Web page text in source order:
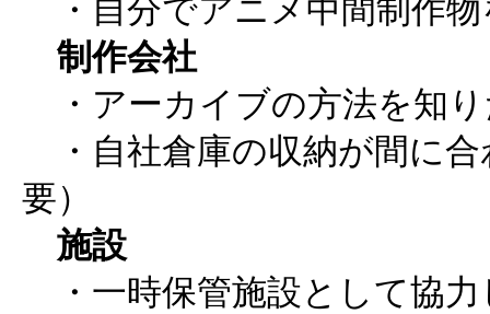
・自分でアニメ中間制作
制作会社
・アーカイブの方法を知
・自社倉庫の収納が間に合
要）
施設
・一時保管施設として協力